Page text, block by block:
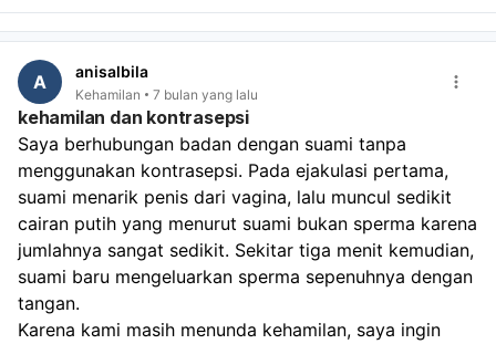
A anisalbila
Kehamilan 7 bulan yang lalu
kehamilan dan kontrasepsi
Saya berhubungan badan dengan suami tanpa
menggunakan kontrasepsi. Pada ejakulasi pertama,
suami menarik penis dari vagina, lalu muncul sedikit
cairan putih yang menurut suami bukan sperma karena
jumlahnya sangat sedikit. Sekitar tiga menit kemudian,
suami baru mengeluarkan sperma sepenuhnya dengan
tangan.
Karena kami masih menunda kehamilan, saya ingin